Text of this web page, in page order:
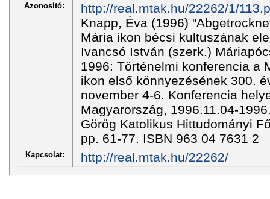
Azonosító:
http://real.mtak.hu/22262/1/
Knapp, Éva (1996)
Mária ikon bécsi kultuszának
Ivancsó István (szerk.)
1996: Történelmi konferencia a
ikon első könnyezésének 300.
november 4-6. Konferencia
Magyarország, 1996.11.04-
Görög Katolikus Hittudományi
pp. 61-77. ISBN 963 04 7631 2
Kapcsolat: http://real.mtak.hu/22262/